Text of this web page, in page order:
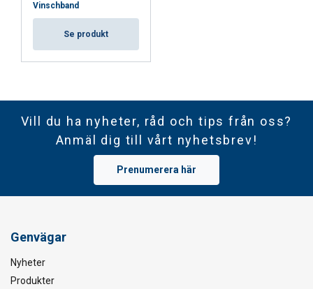
Vinschband
Se produkt
Vill du ha nyheter, råd och tips från oss?
Anmäl dig till vårt nyhetsbrev!
Prenumerera här
Genvägar
Nyheter
Produkter